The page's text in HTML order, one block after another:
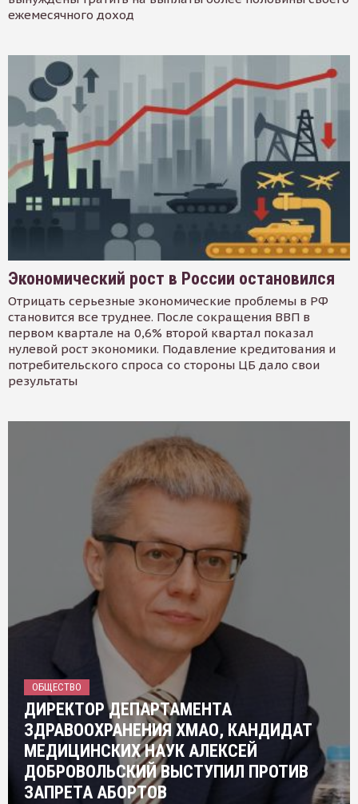
ежемесячного доход
Экономический рост в России остановился
Отрицать серьезные экономические проблемы в РФ
становится все труднее. После сокращения ВВП в
первом квартале на 0,6% второй квартал показал
нулевой рост экономики. Подавление кредитования и
потребительского спроса со стороны ЦБ дало свои
результаты
ОБЩЕСТВО
ДИРЕКТОР ДЕПАРТАМЕНТА
ЗДРАВООХРАНЕНИЯ ХМАО, КАНДИДАТ
МЕДИЦИНСКИХ НАУК АЛЕКСЕЙ
ДОБРОВОЛЬСКИЙ ВЫСТУПИЛ ПРОТИВ
ЗАПРЕТА АБОРТОВ